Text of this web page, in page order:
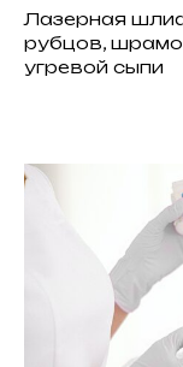
Лазерная
рубцов,
угревой сыпи